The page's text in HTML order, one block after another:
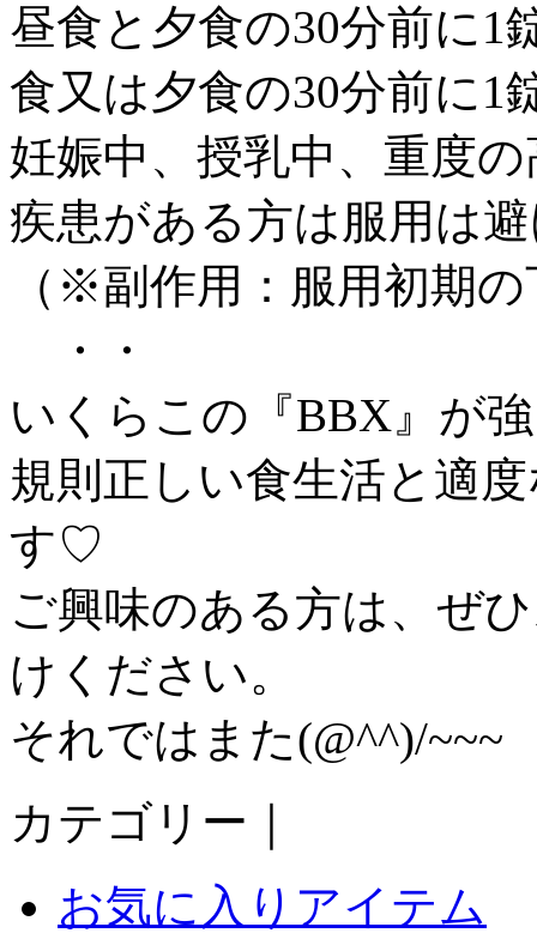
昼食と夕食の30分前に
食又は夕食の30分前に1
妊娠中、授乳中、重度
疾患がある方は服用は
（※副作用：服用初期
・・
いくらこの『BBX』が
規則正しい食生活と適
す♡
ご興味のある方は、ぜ
けください。
それではまた(@^^)/~~~
カテゴリー｜
お気に入りアイテム